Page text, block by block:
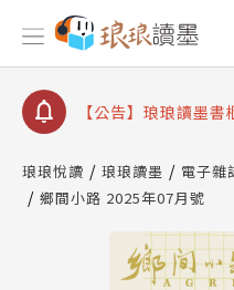
【公告】因
停部分閱讀服務
【公告】琅琅讀墨數
【公告】琅琅讀墨
請圖文教學
【公告】琅琅書店服
查詢
【公告】因
停部分閱讀服務
琅琅悅讀 琅琅讀墨 電子雜
鄉間小路 2025年07月號